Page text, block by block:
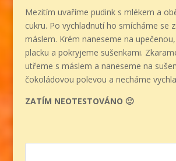
Mezitím uvaříme pudink s mlékem a
cukru. Po vychladnutí ho smícháme se
máslem. Krém naneseme na
placku a pokryjeme sušenkami.
utřeme s máslem a naneseme na
čokoládovou polevou a necháme
ZATÍM NEOTESTOVÁNO 🙂